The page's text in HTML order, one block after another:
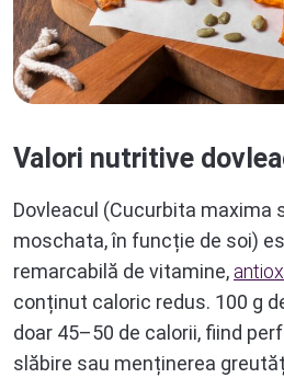
Valori nutritive
Dovleacul (Cucurbita maxima
moschata, în funcție de soi)
remarcabilă de vitamine,
conținut caloric redus. 100 g
doar 45–50 de calorii, fiind
slăbire sau menținerea